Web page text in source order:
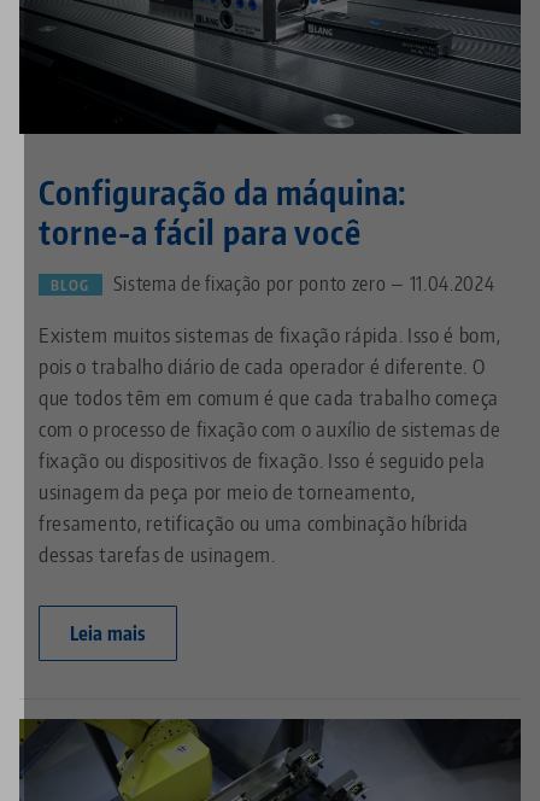
Configuração da máquina:
torne-a fácil para você
BLOG Sistema de fixação por ponto zero — 11.04.2024
Existem muitos sistemas de fixação rápida. Isso é bom,
pois o trabalho diário de cada operador é diferente. O
que todos têm em comum é que cada trabalho começa
com o processo de fixação com o auxílio de sistemas de
fixação ou dispositivos de fixação. Isso é seguido pela
usinagem da peça por meio de torneamento,
fresamento, retificação ou uma combinação híbrida
dessas tarefas de usinagem.
Leia mais